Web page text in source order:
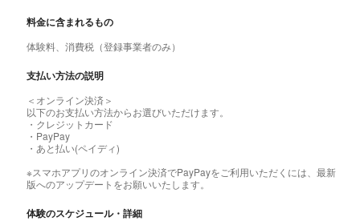
料金に含まれるもの
体験料、消費税（登録事業者のみ）
支払い方法の説明
＜オンライン決済＞
以下のお支払い方法からお選びいただけます。
・クレジットカード
・PayPay
・あと払い(ペイディ)
※スマホアプリのオンライン決済でPayPayをご利用いただくには、最新
版へのアップデートをお願いいたします。
体験のスケジュール・詳細